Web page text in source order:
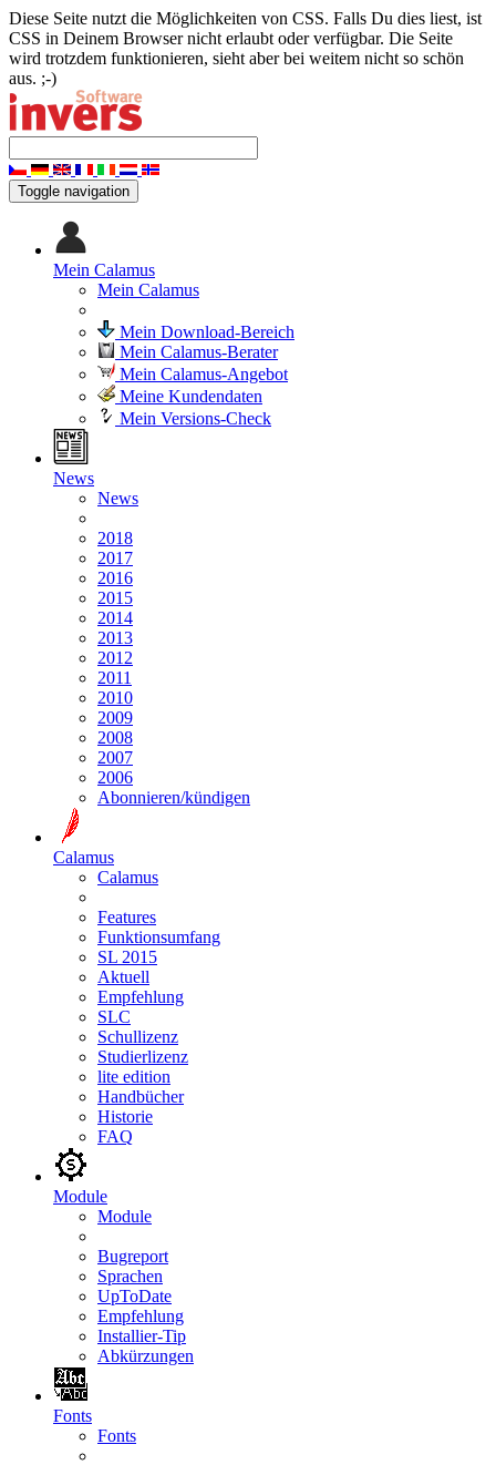
Diese Seite nutzt die Möglichkeiten von CSS. Falls Du dies liest, ist
CSS in Deinem Browser nicht erlaubt oder verfügbar. Die Seite
wird trotzdem funktionieren, sieht aber bei weitem nicht so schön
aus. ;-)
Toggle navigation
Mein Calamus
Mein Calamus
Mein Download-Bereich
Mein Calamus-Berater
Mein Calamus-Angebot
Meine Kundendaten
Mein Versions-Check
News
News
2018
2017
2016
2015
2014
2013
2012
2011
2010
2009
2008
2007
2006
Abonnieren/kündigen
Calamus
Calamus
Features
Funktionsumfang
SL 2015
Aktuell
Empfehlung
SLC
Schullizenz
Studierlizenz
lite edition
Handbücher
Historie
FAQ
Module
Module
Bugreport
Sprachen
UpToDate
Empfehlung
Installier-Tip
Abkürzungen
Fonts
Fonts